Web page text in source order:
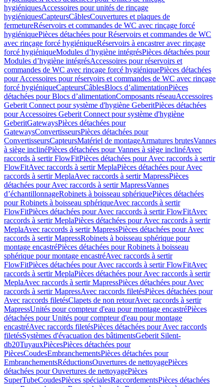
hygiéniquesAccessoires pour unités de rinçage
hygiéniquesCapteursCâblesCouvertures et plaques de
fermetureRéservoirs et commandes de WC avec rinçage forcé
hygiéniquePièces détachées pour Réservoirs et commandes de WC
avec rinçage forcé hygiéniqueRéservoirs à encastrer avec rinçage
forcé hygiéniqueModules d’hygiène intégrésPièces détachées pour
Modules d’hygiène intégrésAccessoires pour réservoirs et
commandes de WC avec rinçage forcé hygiéniquePièces détachées
pour Accessoires pour réservoirs et commandes de WC avec rinçage
forcé hygiéniqueCapteursCâblesBlocs d’alimentationPièces
détachées pour Blocs d’alimentationComposants réseauAccessoires
Geberit Connect pour système d'hygiène GeberitPièces détachées
pour Accessoires Geberit Connect pour système d'hygiène
GeberitGatewaysPièces détachées pour
GatewaysConvertisseursPièces détachées pour
ConvertisseursCapteursMatériel de montageArmatures brutesVannes
à siège inclinéPièces détachées pour Vannes à siège inclinéAvec
raccords à sertir FlowFitPièces détachées pour Avec raccords à sertir
FlowFitAvec raccords à sertir MeplaPièces détachées pour Avec
raccords à sertir MeplaAvec raccords à sertir MapressPièces
détachées pour Avec raccords à sertir MapressVannes
d’échantillonnageRobinets à boisseau sphériquePièces détachées
pour Robinets à boisseau sphériqueAvec raccords à sertir
FlowFitPièces détachées pour Avec raccords à sertir FlowFitAvec
raccords à sertir MeplaPièces détachées pour Avec raccords à sertir
MeplaAvec raccords à sertir MapressPièces détachées pour Avec
raccords à sertir MapressRobinets à boisseau sphérique pour
montage encastréPièces détachées pour Robinets à boisseau
sphérique pour montage encastréAvec raccords à sertir
FlowFitPièces détachées pour Avec raccords à sertir FlowFitAvec
raccords à sertir MeplaPièces détachées pour Avec raccords à sertir
MeplaAvec raccords à sertir MapressPièces détachées pour Avec
raccords à sertir MapressAvec raccords filetésPièces détachées pour
Avec raccords filetésClapets de non retourAvec raccords à sertir
MapressUnités pour compteur d'eau pour montage encastréPièces
détachées pour Unités pour compteur d'eau pour montage
encastréAvec raccords filetésPièces détachées pour Avec raccords
filetésSystèmes d'évacuation des bâtimentsGeberit Silent-
db20TuyauxPiècesPièces détachées pour
PiècesCoudesEmbranchementsPièces détachées pour
EmbranchementsRéductionsOuvertures de nettoyagePièces
détachées pour Ouvertures de nettoyagePièces
SuperTubeCoudesPièces spécialesRaccordementsPièces détachées